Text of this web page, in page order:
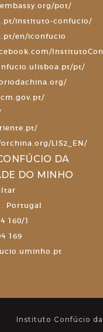
pot/
instituto-confucio/
en/iconfucio
pt/
LIS2_EN/
DA
DO MINHO
. Portugal
160/1
169
Instituto Confúcio da